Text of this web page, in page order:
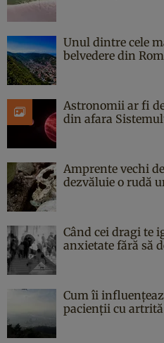
Unul dintre cele
belvedere din
Astronomii ar fi
din afara
Amprente vechi
dezvăluie o rudă
Când cei dragi te
anxietate fără să
Cum îi
pacienții cu